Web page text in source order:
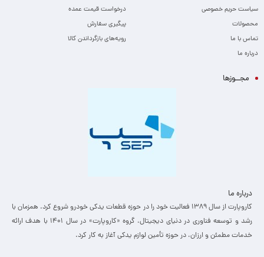
سیاست حریم خصوصی
محصولات
تماس با ما
درباره ما
درخواست قیمت عمده
پیگیری سفارش
رویه‌های بازگرداندن کالا
مجــوزها
درباره ما
کاروپارت از سال ۱۳۸۹ فعالیت خود را در حوزه قطعات یدکی خودرو شروع کرد. همزمان با
رشد و توسعه فناوری در دنیای دیجیتال، گروه «کاروپارت» در سال ۱۴۰۱ با هدف ارائه
خدمات مطمئن و ارزان، ­در حوزه تأمین لوازم یدکی آغاز به کار کرد.